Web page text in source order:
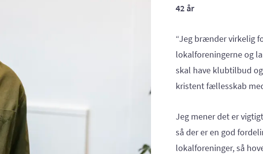
42 år
“Jeg brænder virkelig
lokalforeningerne og
skal have klubtilbud
kristent fællesskab
Jeg mener det er
så der er en god
lokalforeninger, så